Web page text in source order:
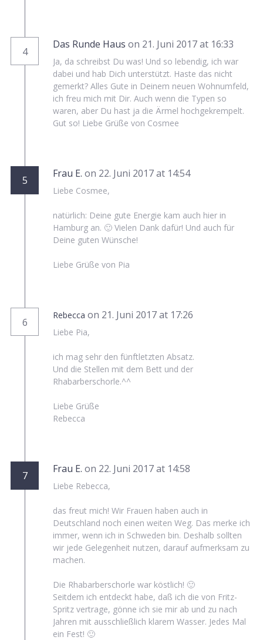
4
Das Runde Haus on 21. Juni 2017 at 16:33
Ja, da schreibst Du was! Und so lebendig, ich war
dabei und hab Dich unterstützt. Haste das nicht
gemerkt? Alles Gute in Deinem neuen Wohnumfeld,
ich freu mich mit Dir. Auch wenn die Typen so
waren, aber Du hast ja die Ärmel hochgekrempelt.
Gut so! Liebe Grüße von Cosmee
5
Frau E. on 22. Juni 2017 at 14:54
Liebe Cosmee,
natürlich: Deine gute Energie kam auch hier in
Hamburg an. 🙂 Vielen Dank dafür! Und auch für
Deine guten Wünsche!
Liebe Grüße von Pia
6
Rebecca on 21. Juni 2017 at 17:26
Liebe Pia,
ich mag sehr den fünftletzten Absatz.
Und die Stellen mit dem Bett und der
Rhabarberschorle.^^
Liebe Grüße
Rebecca
7
Frau E. on 22. Juni 2017 at 14:58
Liebe Rebecca,
das freut mich! Wir Frauen haben auch in
Deutschland noch einen weiten Weg. Das merke ich
immer, wenn ich in Schweden bin. Deshalb sollten
wir jede Gelegenheit nutzen, darauf aufmerksam zu
machen.
Die Rhabarberschorle war köstlich! 🙂
Seitdem ich entdeckt habe, daß ich die von Fritz-
Spritz vertrage, gönne ich sie mir ab und zu nach
Jahren mit ausschließlich klarem Wasser. Jedes Mal
ein Fest! 🙂